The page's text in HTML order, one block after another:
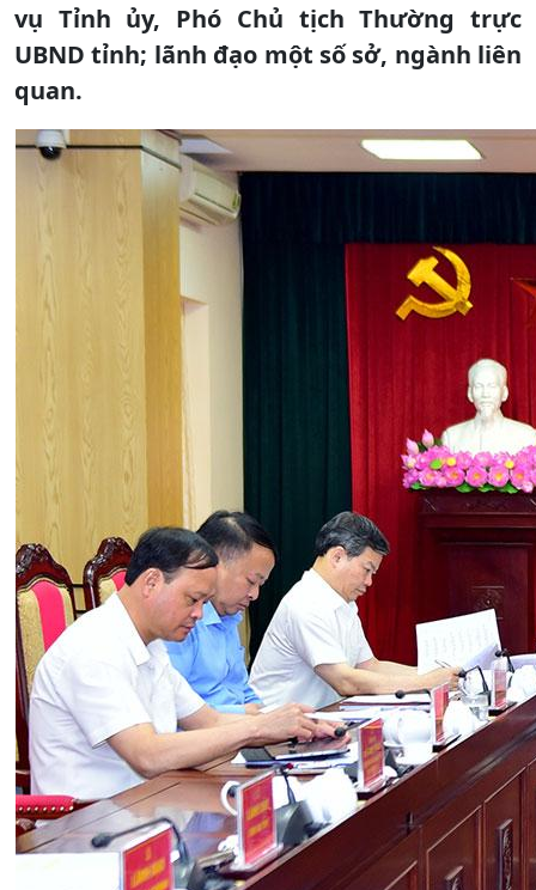
vụ Tỉnh ủy, Phó Chủ tịch Thường trực
UBND tỉnh; lãnh đạo một số sở, ngành liên
quan.